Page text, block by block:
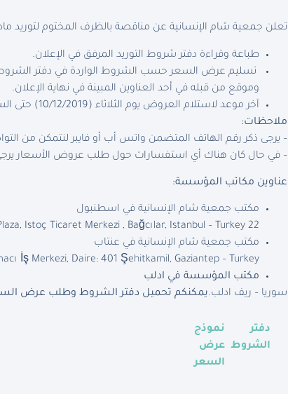
تعلن جمعية شام الإنسانية عن مناقصة بالظرف المختوم لتوريد
طباعة وقراءة دفتر شروط التوريد المرفق في الإعلان.
تسليم عرض السعر حسب الشروط الواردة في دفتر
وموقع من قبله في أحد العناوين المبينة في نهاية الإعلان.
آخر موعد لاستلام العروض يوم الثلاثاء (10/12/2019) حتى الساعة 16:00 بتوقيت تركيا.
ملاحظات:
– يرجى ذكر رقم الهاتف المتضمن واتس أب أو فايبر لنتمكن
– في حال كان هناك أي استفسارات حول طلب عروض الأسعار يرجى
عناوين مكاتب المؤسسة:
مكتب جمعية شام الإنسانية في اسطنبول
22 Office, C Plaza, Istoç Ticaret Merkezi , Bağcılar, Istanbul – Turkey.
مكتب جمعية شام الإنسانية في عنتاب
İş Merkezi, Daire: 401 Şehitkamil, Gaziantep – Turkey.
مكتب المؤسسة في ادلب
سوريا – ريف ادلب.يمكنكم تحميل دفتر الشروط وطلب عرض
دفتر
الشروط
نموذج
عرض
السعر